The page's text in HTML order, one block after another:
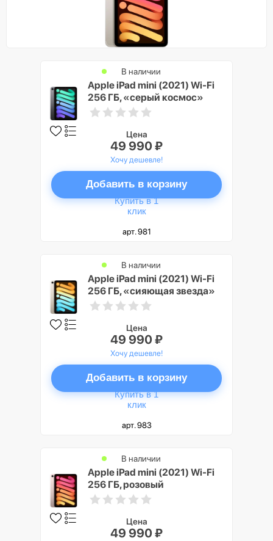
Apple iPad mini (2021) Wi-Fi
256 ГБ, «серый космос»
В наличии
Цена
49 990 ₽
Хочу дешевле!
Добавить в корзину
Купить в 1
клик
арт. 981
Apple iPad mini (2021) Wi-Fi
256 ГБ, «сияющая звезда»
В наличии
Цена
49 990 ₽
Хочу дешевле!
Добавить в корзину
Купить в 1
клик
арт. 983
Apple iPad mini (2021) Wi-Fi
256 ГБ, розовый
В наличии
Цена
49 990 ₽